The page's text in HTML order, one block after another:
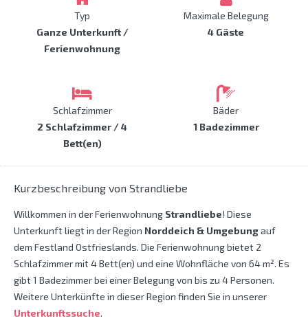
Typ
Ganze Unterkunft /
Ferienwohnung
Maximale Belegung
4 Gäste
Schlafzimmer
2 Schlafzimmer / 4
Bett(en)
Bäder
1 Badezimmer
Kurzbeschreibung von Strandliebe
Willkommen in der Ferienwohnung Strandliebe! Diese
Unterkunft liegt in der Region Norddeich & Umgebungauf
dem Festland Ostfrieslands. Die Ferienwohnung bietet 2
Schlafzimmer mit 4 Bett(en) und eine Wohnfläche von 64 m². Es
gibt 1 Badezimmer bei einer Belegung von bis zu 4 Personen.
Weitere Unterkünfte in dieser Region finden Sie in unserer
Unterkunftssuche.